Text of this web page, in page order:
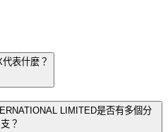
表什麼？
LIMITED是否有多個分
支？